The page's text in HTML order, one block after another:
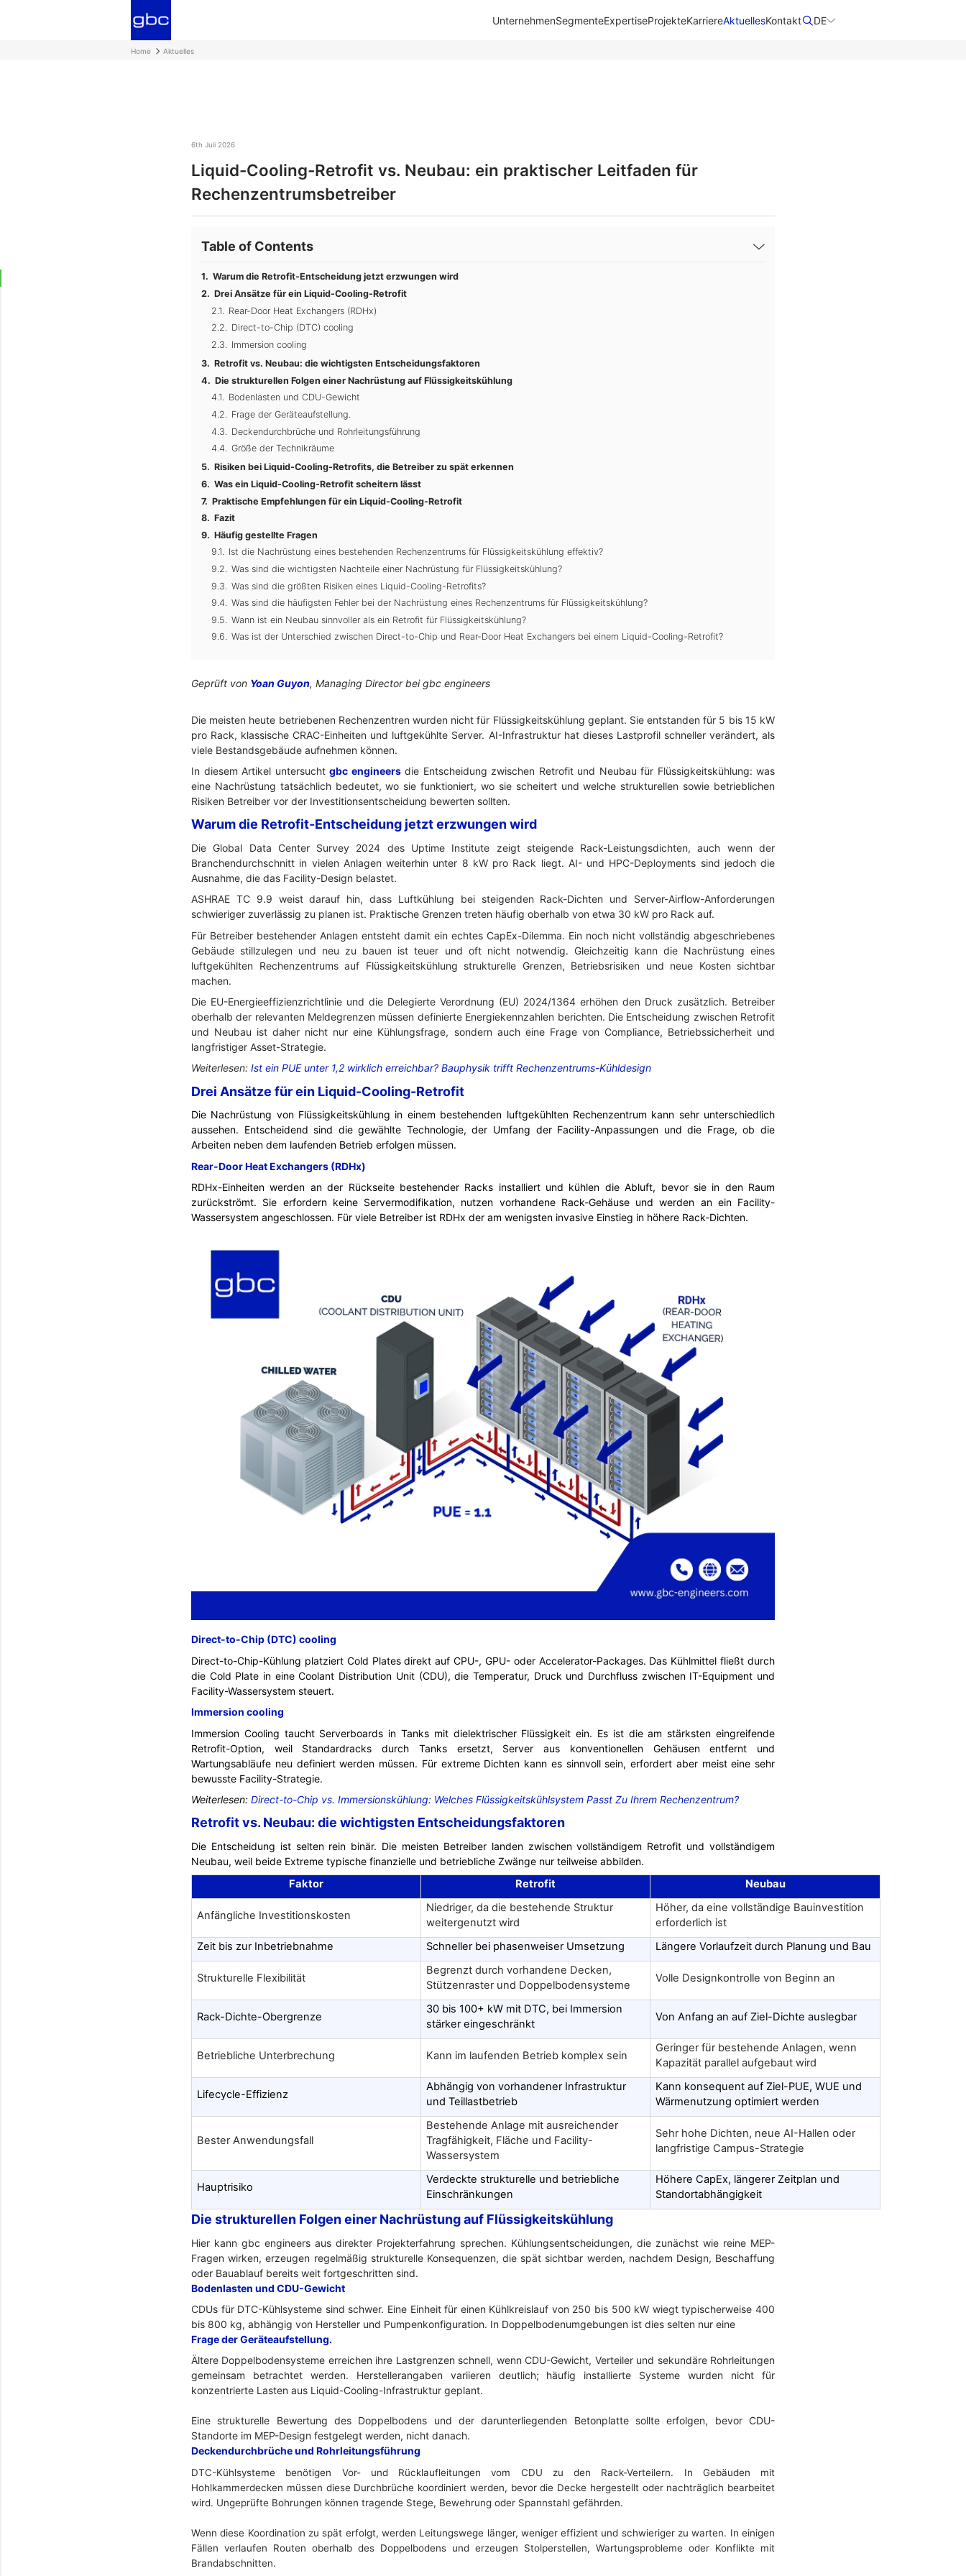
UnternehmenSegmenteExpertiseProjekteKarriereAktuellesKontakt DE
Home Aktuelles
6th Juli 2026
Liquid-Cooling-Retrofit vs. Neubau: ein praktischer Leitfaden für
Rechenzentrumsbetreiber
Table of Contents
Warum die Retrofit-Entscheidung jetzt erzwungen wird
Drei Ansätze für ein Liquid-Cooling-Retrofit
Rear-Door Heat Exchangers (RDHx)
Direct-to-Chip (DTC) cooling
Immersion cooling
Retrofit vs. Neubau: die wichtigsten Entscheidungsfaktoren
Die strukturellen Folgen einer Nachrüstung auf Flüssigkeitskühlung
Bodenlasten und CDU-Gewicht
Frage der Geräteaufstellung.
Deckendurchbrüche und Rohrleitungsführung
Größe der Technikräume
Risiken bei Liquid-Cooling-Retrofits, die Betreiber zu spät erkennen
Was ein Liquid-Cooling-Retrofit scheitern lässt
Praktische Empfehlungen für ein Liquid-Cooling-Retrofit
Fazit
Häufig gestellte Fragen
Ist die Nachrüstung eines bestehenden Rechenzentrums für Flüssigkeitskühlung effektiv?
Was sind die wichtigsten Nachteile einer Nachrüstung für Flüssigkeitskühlung?
Was sind die größten Risiken eines Liquid-Cooling-Retrofits?
Was sind die häufigsten Fehler bei der Nachrüstung eines Rechenzentrums für Flüssigkeitskühlung?
Wann ist ein Neubau sinnvoller als ein Retrofit für Flüssigkeitskühlung?
Was ist der Unterschied zwischen Direct-to-Chip und Rear-Door Heat Exchangers bei einem Liquid-Cooling-Retrofit?
Geprüft von Yoan Guyon, Managing Director bei gbc engineers
Die meisten heute betriebenen Rechenzentren wurden nicht für Flüssigkeitskühlung geplant. Sie entstanden für 5 bis 15 kW
pro Rack, klassische CRAC-Einheiten und luftgekühlte Server. AI-Infrastruktur hat dieses Lastprofil schneller verändert, als
viele Bestandsgebäude aufnehmen können.
In diesem Artikel untersucht gbc engineersdie Entscheidung zwischen Retrofit und Neubau für Flüssigkeitskühlung: was
eine Nachrüstung tatsächlich bedeutet, wo sie funktioniert, wo sie scheitert und welche strukturellen sowie betrieblichen
Risiken Betreiber vor der Investitionsentscheidung bewerten sollten.
Warum die Retrofit-Entscheidung jetzt erzwungen wird
Die Global Data Center Survey 2024 des Uptime Institute zeigt steigende Rack-Leistungsdichten, auch wenn der
Branchendurchschnitt in vielen Anlagen weiterhin unter 8 kW pro Rack liegt. AI- und HPC-Deployments sind jedoch die
Ausnahme, die das Facility-Design belastet.
ASHRAE TC 9.9 weist darauf hin, dass Luftkühlung bei steigenden Rack-Dichten und Server-Airflow-Anforderungen
schwieriger zuverlässig zu planen ist. Praktische Grenzen treten häufig oberhalb von etwa 30 kW pro Rack auf.
Für Betreiber bestehender Anlagen entsteht damit ein echtes CapEx-Dilemma. Ein noch nicht vollständig abgeschriebenes
Gebäude stillzulegen und neu zu bauen ist teuer und oft nicht notwendig. Gleichzeitig kann die Nachrüstung eines
luftgekühlten Rechenzentrums auf Flüssigkeitskühlung strukturelle Grenzen, Betriebsrisiken und neue Kosten sichtbar
machen.
Die EU-Energieeffizienzrichtlinie und die Delegierte Verordnung (EU) 2024/1364 erhöhen den Druck zusätzlich. Betreiber
oberhalb der relevanten Meldegrenzen müssen definierte Energiekennzahlen berichten. Die Entscheidung zwischen Retrofit
und Neubau ist daher nicht nur eine Kühlungsfrage, sondern auch eine Frage von Compliance, Betriebssicherheit und
langfristiger Asset-Strategie.
Weiterlesen: Ist ein PUE unter 1,2 wirklich erreichbar? Bauphysik trifft Rechenzentrums-Kühldesign
Drei Ansätze für ein Liquid-Cooling-Retrofit
Die Nachrüstung von Flüssigkeitskühlung in einem bestehenden luftgekühlten Rechenzentrum kann sehr unterschiedlich
aussehen. Entscheidend sind die gewählte Technologie, der Umfang der Facility-Anpassungen und die Frage, ob die
Arbeiten neben dem laufenden Betrieb erfolgen müssen.
Rear-Door Heat Exchangers (RDHx)
RDHx-Einheiten werden an der Rückseite bestehender Racks installiert und kühlen die Abluft, bevor sie in den Raum
zurückströmt. Sie erfordern keine Servermodifikation, nutzen vorhandene Rack-Gehäuse und werden an ein Facility-
Wassersystem angeschlossen. Für viele Betreiber ist RDHx der am wenigsten invasive Einstieg in höhere Rack-Dichten.
Direct-to-Chip (DTC) cooling
Direct-to-Chip-Kühlung platziert Cold Plates direkt auf CPU-, GPU- oder Accelerator-Packages. Das Kühlmittel fließt durch
die Cold Plate in eine Coolant Distribution Unit (CDU), die Temperatur, Druck und Durchfluss zwischen IT-Equipment und
Facility-Wassersystem steuert.
Immersion cooling
Immersion Cooling taucht Serverboards in Tanks mit dielektrischer Flüssigkeit ein. Es ist die am stärksten eingreifende
Retrofit-Option, weil Standardracks durch Tanks ersetzt, Server aus konventionellen Gehäusen entfernt und
Wartungsabläufe neu definiert werden müssen. Für extreme Dichten kann es sinnvoll sein, erfordert aber meist eine sehr
bewusste Facility-Strategie.
Weiterlesen: Direct-to-Chip vs. Immersionskühlung: Welches Flüssigkeitskühlsystem Passt Zu Ihrem Rechenzentrum?
Retrofit vs. Neubau: die wichtigsten Entscheidungsfaktoren
Die Entscheidung ist selten rein binär. Die meisten Betreiber landen zwischen vollständigem Retrofit und vollständigem
Neubau, weil beide Extreme typische finanzielle und betriebliche Zwänge nur teilweise abbilden.
Faktor Retrofit Neubau
Anfängliche Investitionskosten
Niedriger, da die bestehende Struktur
weitergenutzt wird
Höher, da eine vollständige Bauinvestition
erforderlich ist
Zeit bis zur Inbetriebnahme
Schneller bei phasenweiser Umsetzung Längere Vorlaufzeit durch Planung und Bau
Strukturelle Flexibilität
Begrenzt durch vorhandene Decken,
Stützenraster und Doppelbodensysteme
Volle Designkontrolle von Beginn an
Rack-Dichte-Obergrenze
30 bis 100+ kW mit DTC, bei Immersion
stärker eingeschränkt
Von Anfang an auf Ziel-Dichte auslegbar
Betriebliche Unterbrechung Kann im laufenden Betrieb komplex sein
Geringer für bestehende Anlagen, wenn
Kapazität parallel aufgebaut wird
Lifecycle-Effizienz
Abhängig von vorhandener Infrastruktur
und Teillastbetrieb
Kann konsequent auf Ziel-PUE, WUE und
Wärmenutzung optimiert werden
Bester Anwendungsfall
Bestehende Anlage mit ausreichender
Tragfähigkeit, Fläche und Facility-
Wassersystem
Sehr hohe Dichten, neue AI-Hallen oder
langfristige Campus-Strategie
Hauptrisiko
Verdeckte strukturelle und betriebliche
Einschränkungen
Höhere CapEx, längerer Zeitplan und
Standortabhängigkeit
Die strukturellen Folgen einer Nachrüstung auf Flüssigkeitskühlung
Hier kann gbc engineers aus direkter Projekterfahrung sprechen. Kühlungsentscheidungen, die zunächst wie reine MEP-
Fragen wirken, erzeugen regelmäßig strukturelle Konsequenzen, die spät sichtbar werden, nachdem Design, Beschaffung
oder Bauablauf bereits weit fortgeschritten sind.
Bodenlasten und CDU-Gewicht
CDUs für DTC-Kühlsysteme sind schwer. Eine Einheit für einen Kühlkreislauf von 250 bis 500 kW wiegt typischerweise 400
bis 800 kg, abhängig von Hersteller und Pumpenkonfiguration. In Doppelbodenumgebungen ist dies selten nur eine
Frage der Geräteaufstellung.
Ältere Doppelbodensysteme erreichen ihre Lastgrenzen schnell, wenn CDU-Gewicht, Verteiler und sekundäre Rohrleitungen
gemeinsam betrachtet werden. Herstellerangaben variieren deutlich; häufig installierte Systeme wurden nicht für
konzentrierte Lasten aus Liquid-Cooling-Infrastruktur geplant.
Eine strukturelle Bewertung des Doppelbodens und der darunterliegenden Betonplatte sollte erfolgen, bevor CDU-
Standorte im MEP-Design festgelegt werden, nicht danach.
Deckendurchbrüche und Rohrleitungsführung
DTC-Kühlsysteme benötigen Vor- und Rücklaufleitungen vom CDU zu den Rack-Verteilern. In Gebäuden mit
Hohlkammerdecken müssen diese Durchbrüche koordiniert werden, bevor die Decke hergestellt oder nachträglich bearbeitet
wird. Ungeprüfte Bohrungen können tragende Stege, Bewehrung oder Spannstahl gefährden.
Wenn diese Koordination zu spät erfolgt, werden Leitungswege länger, weniger effizient und schwieriger zu warten. In einigen
Fällen verlaufen Routen oberhalb des Doppelbodens und erzeugen Stolperstellen, Wartungsprobleme oder Konflikte mit
Brandabschnitten.